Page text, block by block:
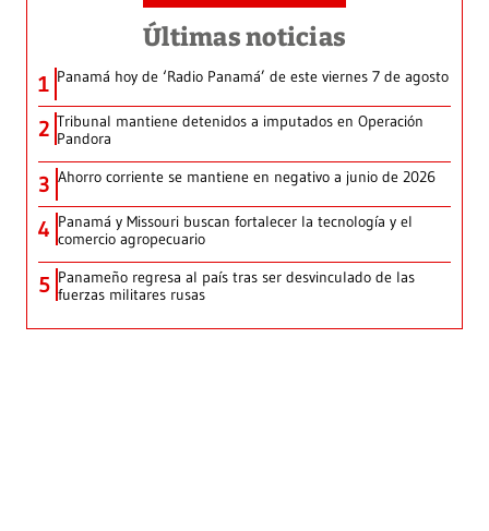
Últimas noticias
1 Panamá hoy de ‘Radio Panamá’ de este viernes 7 de agosto
2 Tribunal mantiene detenidos a imputados en Operación
Pandora
3 Ahorro corriente se mantiene en negativo a junio de 2026
4 Panamá y Missouri buscan fortalecer la tecnología y el
comercio agropecuario
5 Panameño regresa al país tras ser desvinculado de las
fuerzas militares rusas